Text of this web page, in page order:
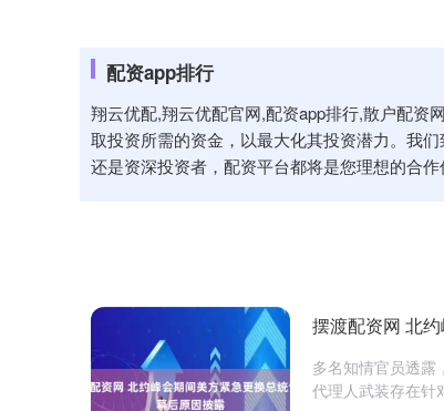
配资app排行
翔云优配,翔云优配官网,配资app排行,散户配资
取投资所需的资金，以最大化其投资潜力。我
还是资深投资者，配资平台都将是您理想的合
摆渡配资网 北
多名知情官员透
代理人武装存在针